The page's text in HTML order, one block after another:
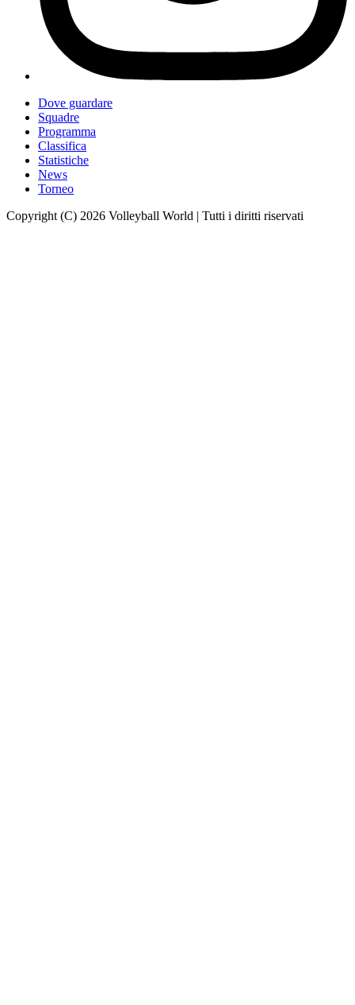
Dove guardare
Squadre
Programma
Classifica
Statistiche
News
Torneo
Copyright (C) 2026 Volleyball World | Tutti i diritti riservati